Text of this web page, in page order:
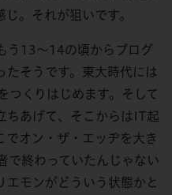
。それが狙いです。
う13～14の頃からプログ
たそうです。東大時代には
つくりはじめます。そして
ちあげて、そこからはIT起
でオン・ザ・エッヂを大き
で終わっていたんじゃない
エモンがどういう状態かと